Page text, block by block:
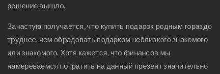
решение вышло.
Зачастую получается, что купить подарок родным гораздо
труднее, чем обрадовать подарком неблизкого знакомого
или знакомого. Хотя кажется, что финансов мы
намереваемся потратить на данный презент значительно